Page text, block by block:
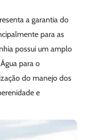
a garantia do
para as
possui um amplo
para o
do manejo dos
e